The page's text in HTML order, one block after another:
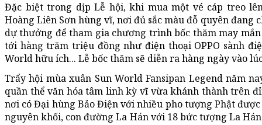
Đặc biệt trong dịp Lễ hội, khi mua một vé cáp treo
Hoàng Liên Sơn hùng vĩ, nơi đủ sắc màu đỗ quyên đang
dự thưởng để tham gia chương trình bốc thăm may
tới hàng trăm triệu đồng như điện thoại OPPO sành
World hữu ích... Lễ bốc thăm sẽ diễn ra hàng ngày vào
Trẩy hội mùa xuân Sun World Fansipan Legend năm
quần thể văn hóa tâm linh kỳ vĩ vừa khánh thành trên
nơi có Đại hùng Bảo Điện với nhiều pho tượng Phật
nguyên khối, con đường La Hán với 18 bức tượng La